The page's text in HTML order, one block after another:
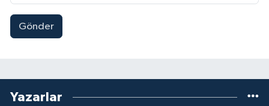
Gönder
Yazarlar